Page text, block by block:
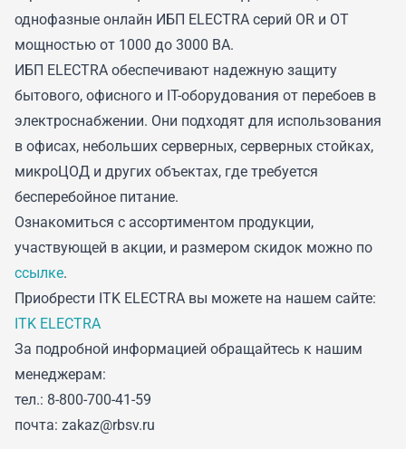
однофазные онлайн ИБП ELECTRA серий OR и OT
мощностью от 1000 до 3000 ВА.
ИБП ELECTRA обеспечивают надежную защиту
бытового, офисного и IT-оборудования от перебоев в
электроснабжении. Они подходят для использования
в офисах, небольших серверных, серверных стойках,
микроЦОД и других объектах, где требуется
бесперебойное питание.
Ознакомиться с ассортиментом продукции,
участвующей в акции, и размером скидок можно по
ссылке.
Приобрести ITK ELECTRA вы можете на нашем сайте:
ITK ELECTRA
За подробной информацией обращайтесь к нашим
менеджерам:
тел.: 8-800-700-41-59
почта: zakaz@rbsv.ru